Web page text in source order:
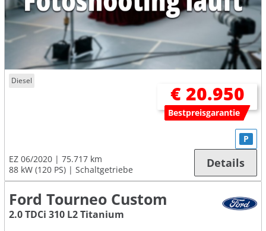
Diesel
€ 20.950
Bestpreisgarantie
EZ 06/2020
75.717 km
88 kW (120 PS)
Schaltgetriebe
P
Details
Ford Tourneo Custom
2.0 TDCi 310 L2 Titanium